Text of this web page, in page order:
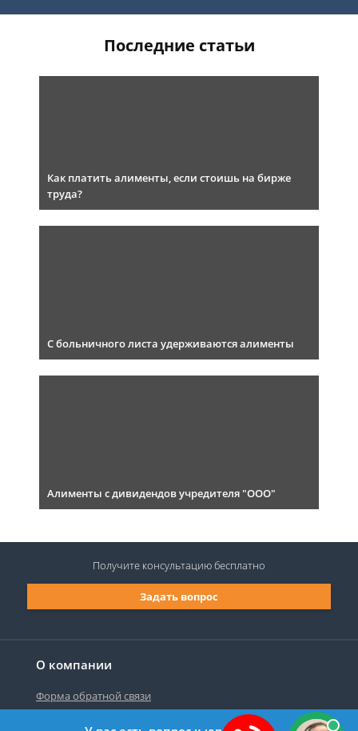
Последние статьи
Как платить алименты, если стоишь на бирже
труда?
С больничного листа удерживаются алименты
Алименты с дивидендов учредителя "ООО"
О компании
Форма обратной связи
Задать вопрос
Получите консультациюбесплатно